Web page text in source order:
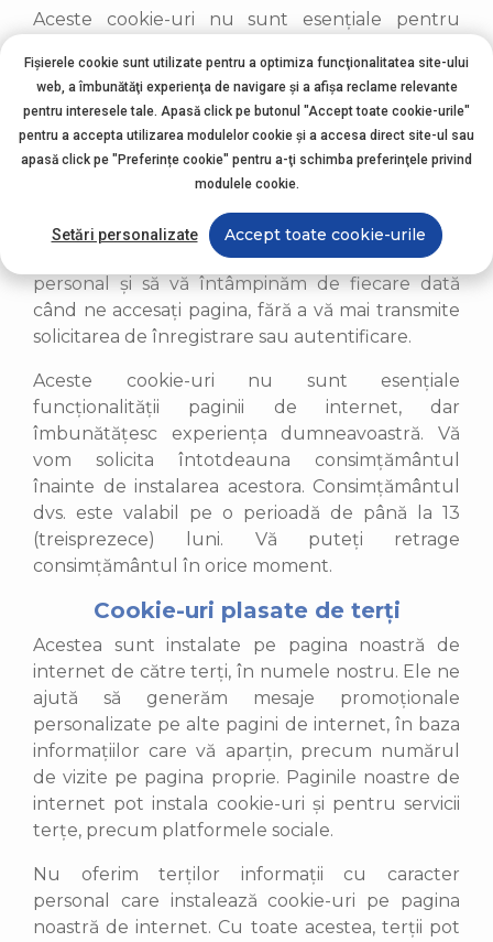
Aceste cookie-uri nu sunt esențiale pentru
consecință vă solicităm întotdeauna
consimțământul înainte de instalarea lor.
Consimțământul dvs. este valabil pe o perioadă
de până la 13 (treisprezece) luni. Vă puteți
retrage consimțământul în orice moment.
Cookie-uri de personalizare
Acestea ne ajută să recunoaștemcomputerul
personalși să vă întâmpinăm de fiecare dată
când ne accesați pagina, fără a vă mai transmite
solicitarea de înregistrare sau autentificare.
Aceste cookie-uri nu sunt esențiale
funcționalității paginii de internet, dar
îmbunătățesc experiența dumneavoastră. Vă
vom solicita întotdeauna consimțământul
înainte de instalarea acestora. Consimțământul
dvs. este valabil pe o perioadă de până la 13
(treisprezece) luni. Vă puteți retrage
consimțământul în orice moment.
Cookie-uri plasate de terți
Acestea sunt instalate pe pagina noastră de
internet de către terți, în numele nostru. Ele ne
ajută să generăm mesaje promoționale
personalizate pe alte pagini de internet, în baza
informațiilor care vă aparțin, precum numărul
de vizite pe pagina proprie. Paginile noastre de
internet pot instala cookie-uri și pentru servicii
terțe, precum platformele sociale.
Nu oferim terților informații cu caracter
personal care instalează cookie-uri pe pagina
noastră de internet. Cu toate acestea, terții pot
Fișierele cookie sunt utilizate pentru a optimiza funcţionalitatea site-ului
web, a îmbunătăţi experienţa de navigare şi a afişa reclame relevante
pentru interesele tale. Apasă click pe butonul "Accept toate cookie-urile"
pentru a accepta utilizarea modulelor cookie şi a accesa direct site-ul sau
apasă click pe "Preferințe cookie" pentru a-ţi schimba preferinţele privind
modulele cookie.
Setări personalizate Accept toate cookie-urile